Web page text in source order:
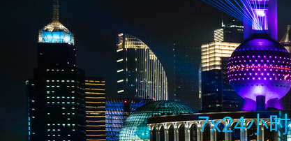
劣，但从
做原型再
科学。...
7x24小